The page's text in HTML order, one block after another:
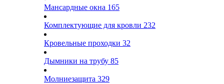
Мансардные окна 165
Комплектующие для кровли 232
Кровельные проходки 32
Дымники на трубу 85
Молниезащита 329